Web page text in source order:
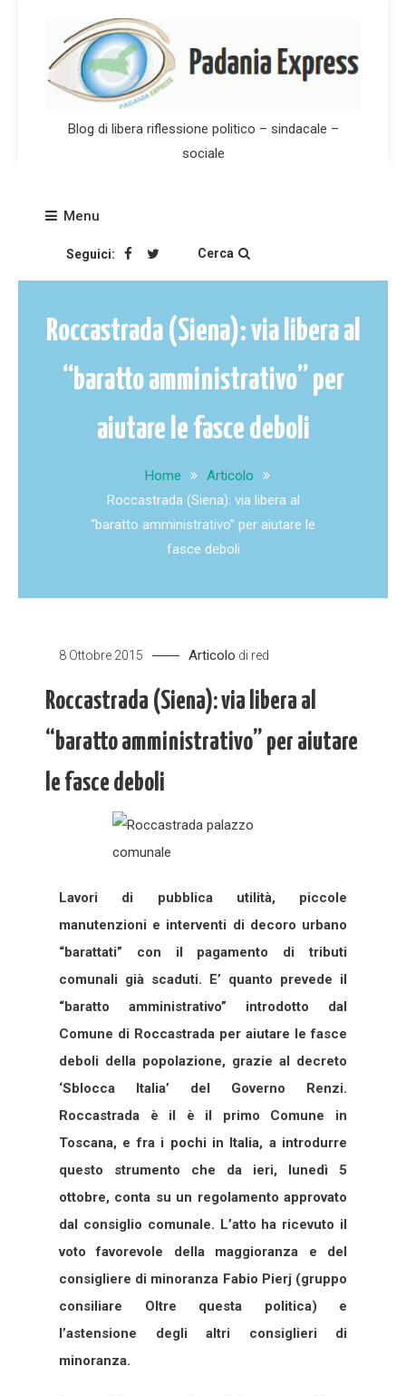
Blog di libera riflessione politico – sindacale –
sociale
Menu
Seguici: Cerca
Roccastrada (Siena): via libera al
“baratto amministrativo” per
aiutare le fasce deboli
Home
Articolo
Roccastrada (Siena): via libera al
“baratto amministrativo” per aiutare le
fasce deboli
8 Ottobre 2015 Articolo di red
Roccastrada (Siena): via libera al
“baratto amministrativo” per aiutare
le fasce deboli
Lavori di pubblica utilità, piccole
manutenzioni e interventi di decoro urbano
“barattati” con il pagamento di tributi
comunali già scaduti. E’ quanto prevede il
“baratto amministrativo” introdotto dal
Comune di Roccastrada per aiutare le fasce
deboli della popolazione, grazie al decreto
‘Sblocca Italia’ del Governo Renzi.
Roccastrada è il è il primo Comune in
Toscana, e fra i pochi in Italia, a introdurre
questo strumento che da ieri, lunedì 5
ottobre, conta su un regolamento approvato
dal consiglio comunale. L’atto ha ricevuto il
voto favorevole della maggioranza e del
consigliere di minoranza Fabio Pierj (gruppo
consiliare Oltre questa politica) e
l’astensione degli altri consiglieri di
minoranza.